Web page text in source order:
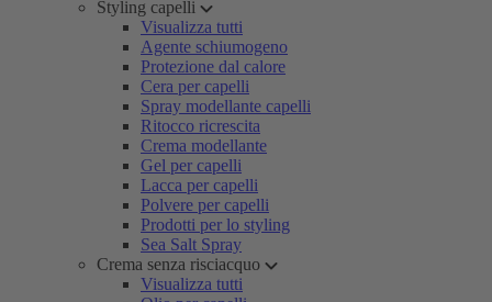
Styling capelli
Visualizza tutti
Agente schiumogeno
Protezione dal calore
Cera per capelli
Spray modellante capelli
Ritocco ricrescita
Crema modellante
Gel per capelli
Lacca per capelli
Polvere per capelli
Prodotti per lo styling
Sea Salt Spray
Crema senza risciacquo
Visualizza tutti